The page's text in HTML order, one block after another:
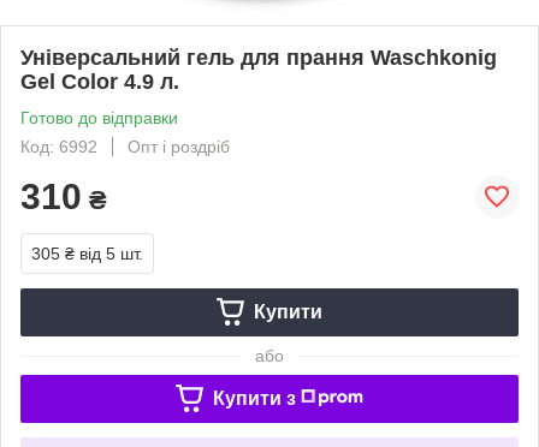
Універсальний гель для прання Waschkonig
Gel Color 4.9 л.
Готово до відправки
Код: 6992
Опт і роздріб
310 ₴
305 ₴ від 5 шт.
Купити
або
Купити з